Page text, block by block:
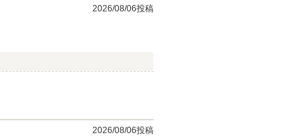
2026/08/06投稿
2026/08/06投稿